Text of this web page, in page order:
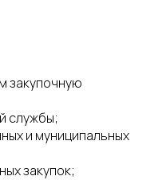
закупочную
службы;
и муниципальных
закупок;